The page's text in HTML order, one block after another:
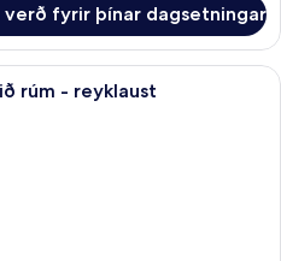
verð fyrir þínar dagsetningar
Superior-herbergi - 2 einbreið rúm
rúm - reyklaust